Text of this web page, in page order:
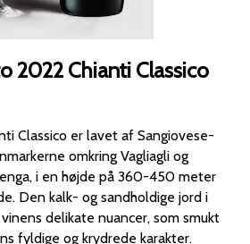
2022 Chianti Classico
Classico er lavet af Sangiovese-
omkring Vagliagli og
i en højde på 360-450 meter
i
delikate nuancer, som smukt
fyldige og krydrede karakter.